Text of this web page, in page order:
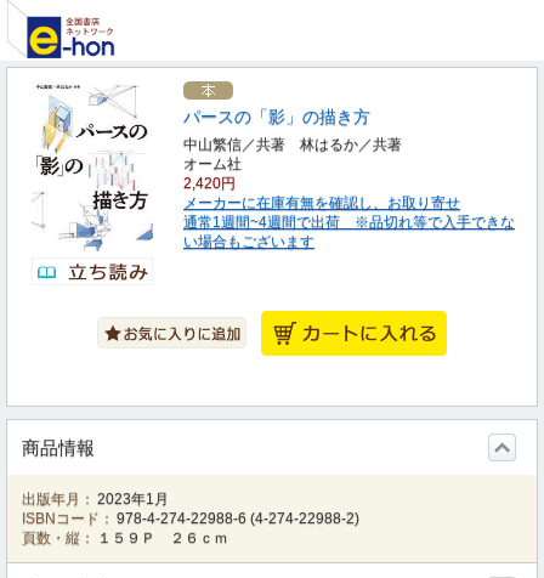
パースの「影」の描き方
中山繁信／共著 林はるか／共著
オーム社
2,420円
メーカーに在庫有無を確認し、お取り寄せ
通常1週間~4週間で出荷 ※品切れ等で入手できな
い場合もございます
商品情報
出版年月： 2023年1月
ISBNコード： 978-4-274-22988-6 (4-274-22988-2)
頁数・縦：
１５９Ｐ ２６ｃｍ